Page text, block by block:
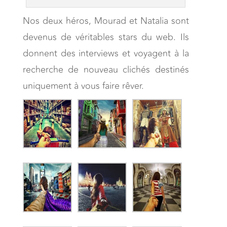
Nos deux héros, Mourad et Natalia sont
devenus de véritables stars du web. Ils
donnent des interviews et voyagent à la
recherche de nouveau clichés destinés
uniquement à vous faire rêver.